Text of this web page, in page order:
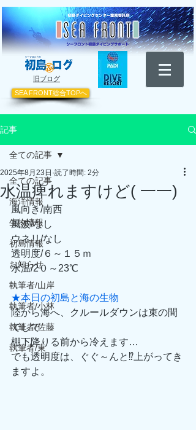
​旧ブログ
SEA FRONT総合TOPへ
記事
全ての記事
海洋情報
生物情報
初島情報
お知らせ
執筆者/山岸
執筆者/小林
執筆者/佐藤
執筆者/東
全ての記事
水温痺れますけど( 一一)
2025年8月23日 読了時間: 2分
風向き/南西
風波/なし
ウネリ/なし
透明度/６～１５ｍ
水温/2０～23℃
★本日の初島と海の生物
陸から海へ、クルールダウンは束の間
でして
棚下降りる前から冷えます…
でも透明度は、ぐぐ～んと⁉上がってき
ますよ。